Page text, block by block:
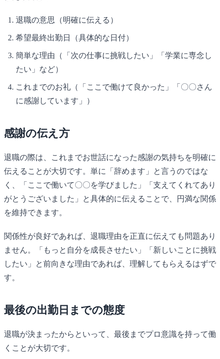
退職の意思（明確に伝える）
希望最終出勤日（具体的な日付）
簡単な理由（「次の仕事に挑戦したい」「学業に専念し
たい」など）
これまでのお礼（「ここで働けて良かった」「〇〇さん
に感謝しています」）
感謝の伝え方
退職の際は、これまでお世話になった感謝の気持ちを明確に
伝えることが大切です。単に「辞めます」と言うのではな
く、「ここで働いて〇〇を学びました」「支えてくれてあり
がとうございました」と具体的に伝えることで、円満な関係
を維持できます。
関係性が良好であれば、退職理由を正直に伝えても問題あり
ません。「もっと自分を成長させたい」「新しいことに挑戦
したい」と前向きな理由であれば、理解してもらえるはずで
す。
最後の出勤日までの態度
退職が決まったからといって、最後までプロ意識を持って働
くことが大切です。